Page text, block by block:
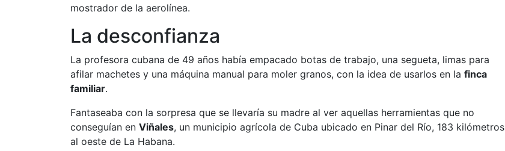
mostrador de la aerolínea.
La desconfianza
La profesora cubana de 49 años había empacado botas de trabajo, una segueta, limas para
afilar machetes y una máquina manual para moler granos, con la idea de usarlos en la finca
familiar.
Fantaseaba con la sorpresa que se llevaría su madre al ver aquellas herramientas que no
conseguían en Viñales, un municipio agrícola de Cuba ubicado en Pinar del Río, 183 kilómetros
al oeste de La Habana.